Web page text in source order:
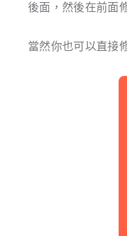
後面，然後在前面
當然你也可以直接